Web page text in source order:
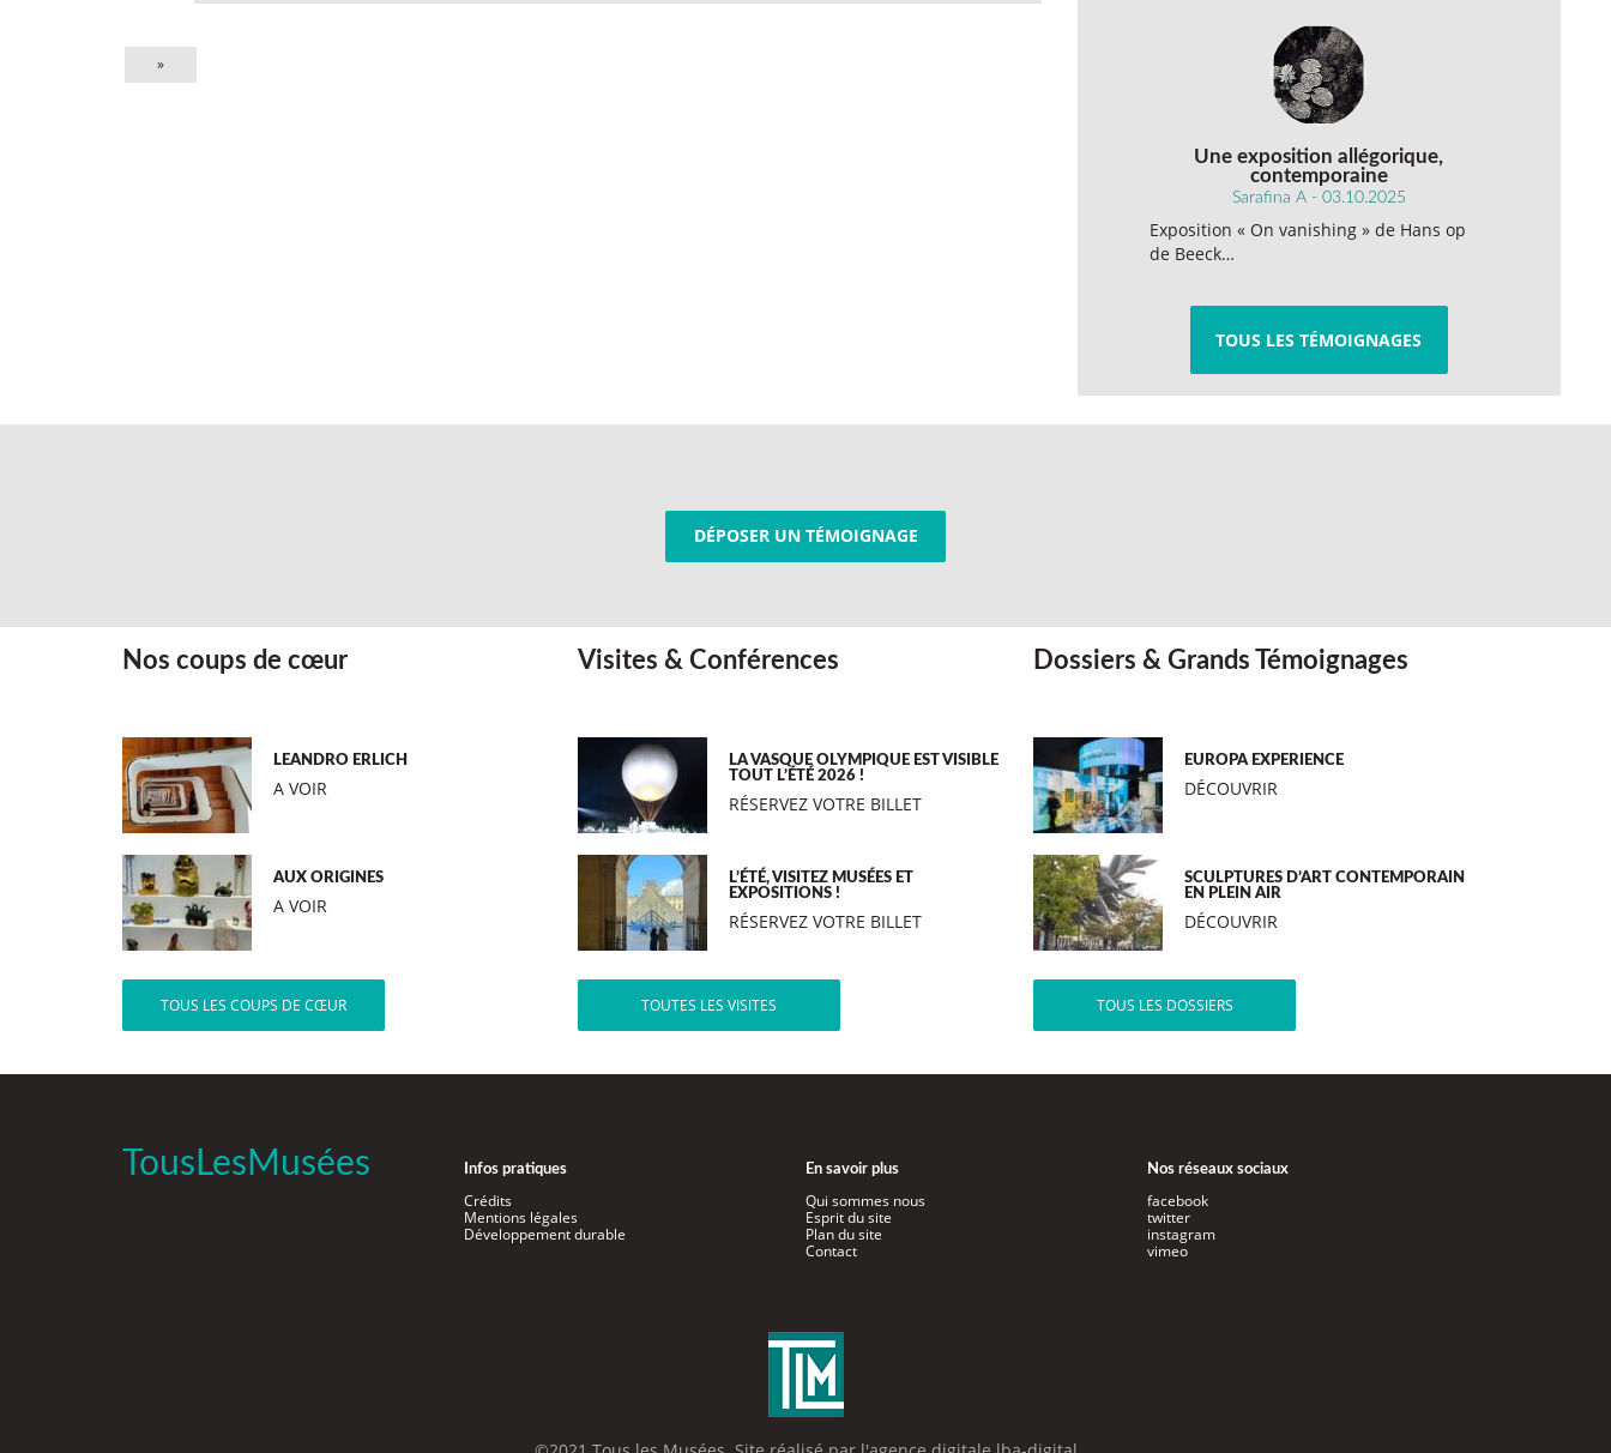
»
Une exposition allégorique,
contemporaine
Sarafina A - 03.10.2025
Exposition « On vanishing » de Hans op
de Beeck…
TOUS LES TÉMOIGNAGES
DÉPOSER UN TÉMOIGNAGE
Nos coups de cœur
LEANDRO ERLICH
A VOIR
AUX ORIGINES
A VOIR
TOUS LES COUPS DE CŒUR
Visites & Conférences
LA VASQUE OLYMPIQUE EST VISIBLE
TOUT L’ÉTÉ 2026 !
RÉSERVEZ VOTRE BILLET
L’ÉTÉ, VISITEZ MUSÉES ET
EXPOSITIONS !
RÉSERVEZ VOTRE BILLET
TOUTES LES VISITES
Dossiers & Grands Témoignages
EUROPA EXPERIENCE
DÉCOUVRIR
SCULPTURES D’ART CONTEMPORAIN
EN PLEIN AIR
DÉCOUVRIR
TOUS LES DOSSIERS
TousLesMusées Infos pratiques
Crédits
Mentions légales
Développement durable
En savoir plus
Qui sommes nous
Esprit du site
Plan du site
Contact
Nos réseaux sociaux
facebook
twitter
instagram
vimeo